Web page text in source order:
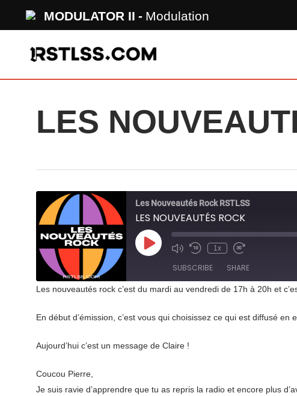
MODULATOR II Modulation
LES
Les Nouveautés Rock RSTLSS
LES NOUVEAUTÉS ROCK
Play
Episode Mute/Unmute
Rewind
Seconds
1x
Fast
30
seconds
SUBSCRIBE SHARE
RSS FEED
Les nouveautés rock c’est du mardi au vendredi de 17h à 20h et
En début d’émission, c’est vous qui choisissez ce qui est diffusé
Aujourd’hui c’est un message de Claire !
Coucou Pierre,
Je suis ravie d’apprendre que tu as repris la radio et encore plus